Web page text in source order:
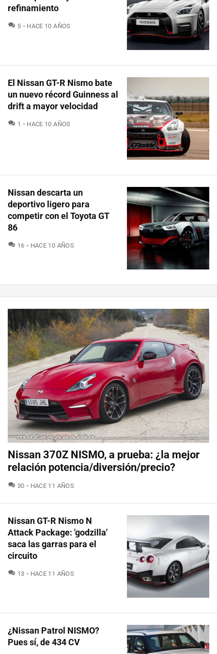
refinamiento
5 COMENTARIOS
HACE 10 AÑOS
El Nissan GT-R Nismo bate
un nuevo récord Guinness al
drift a mayor velocidad
1 COMENTARIOS
HACE 10 AÑOS
Nissan descarta un
deportivo ligero para
competir con el Toyota GT
86
16 COMENTARIOS
HACE 10 AÑOS
Nissan 370Z NISMO, a prueba: ¿la mejor
relación potencia/diversión/precio?
30 COMENTARIOS
HACE 11 AÑOS
Nissan GT-R Nismo N
Attack Package: 'godzilla'
saca las garras para el
circuito
13 COMENTARIOS
HACE 11 AÑOS
¿Nissan Patrol NISMO?
Pues sí, de 434 CV